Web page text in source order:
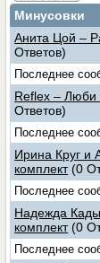
Минусовки
Анита Цой –
Ответов)
Последнее
Reflex – Люби
Ответов)
Последнее
Ирина Круг и
комплект (0
Последнее
Надежда
комплект (0
Последнее